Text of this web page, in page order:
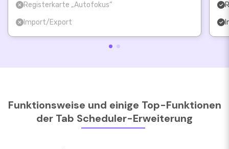
Registerkarte „Autofokus“
Import/Export
Funktionsweise und einige Top-Funktionen
der Tab Scheduler-Erweiterung